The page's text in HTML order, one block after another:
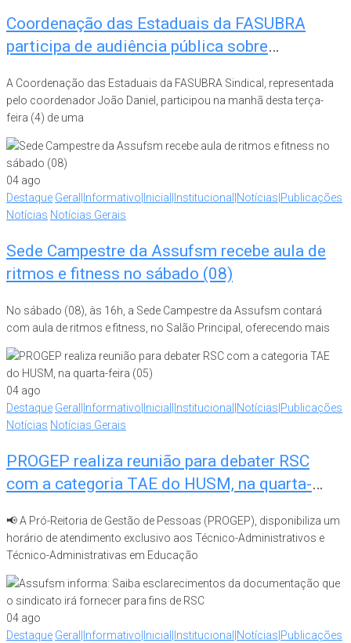
Coordenação das Estaduais da FASUBRA
participa de audiência pública sobre
A Coordenação das Estaduais da FASUBRA Sindical, representada
pelo coordenador João Daniel, participou na manhã desta terça-
feira (4) de uma
04 ago
Destaque Geral|Informativo|Inicial|Institucional|Notícias|Publicações
Notícias Notícias Gerais
Sede Campestre da Assufsm recebe aula de
ritmos e fitness no sábado (08)
No sábado (08), às 16h, a Sede Campestre da Assufsm contará
com aula de ritmos e fitness, no Salão Principal, oferecendo mais
04 ago
Destaque Geral|Informativo|Inicial|Institucional|Notícias|Publicações
Notícias Notícias Gerais
PROGEP realiza reunião para debater RSC
com a categoria TAE do HUSM, na quarta-
📢 A Pró-Reitoria de Gestão de Pessoas (PROGEP), disponibiliza um
horário de atendimento exclusivo aos Técnico-Administrativos e
Técnico-Administrativas em Educação
04 ago
Destaque Geral|Informativo|Inicial|Institucional|Notícias|Publicações